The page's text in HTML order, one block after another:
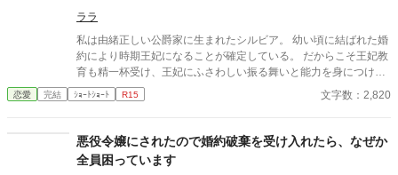
ララ
私は由緒正しい公爵家に生まれたシルビア。 幼い頃に結ばれた婚
約により時期王妃になることが確定している。 だからこそ王妃教
育も精一杯受け、王妃にふさわしい振る舞いと能力を身につけ
た。 特に婚約者である王太子は少し？いやかなり頭が足りないの
だ。 余計に私が頑張らなければならない。 王妃となり国を支え
た。 学園にピンク色の髪を持つ少女が現れたからだ。 なんとその
子は自身をヒロイン？だとか言って婚約者のいるしかも王族であ
る王太子に馴れ馴れしく接してきた。 何度かそれを諌めるも聞く
恋愛 完結 ｼｮｰﾄｼｮｰﾄ R15 文字数：2,820
悪役令嬢にされたので婚約破棄を受け入れたら、なぜか
全員困っています